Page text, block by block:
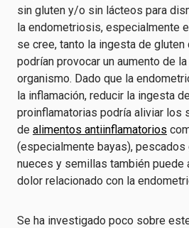
sin gluten y/o sin lácteos para
la endometriosis, especialmente
se cree, tanto la ingesta de
podrían provocar un aumento de
organismo. Dado que la
la inflamación, reducir la ingesta
proinflamatorias podría aliviar los
de alimentos antiinflamatorios
(especialmente bayas), pescados
nueces y semillas también puede
dolor relacionado con la
Se ha investigado poco sobre